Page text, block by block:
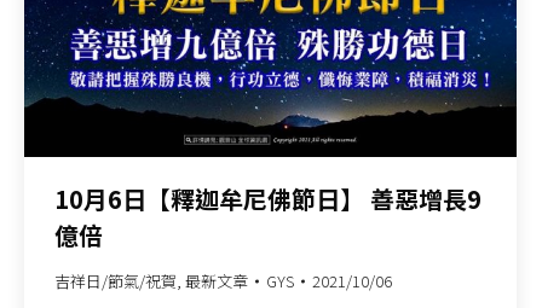
10月6日【釋迦牟尼佛節日】 善惡增長9
億倍
吉祥日/節氣/祝賀, 最新文章 GYS 2021/10/06